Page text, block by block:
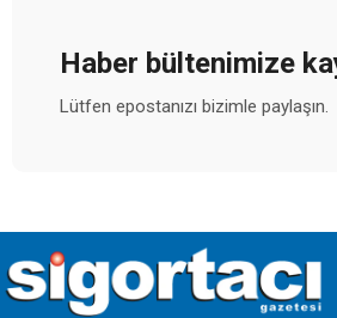
Haber bültenimize
Lütfen epostanızı bizimle paylaşın.